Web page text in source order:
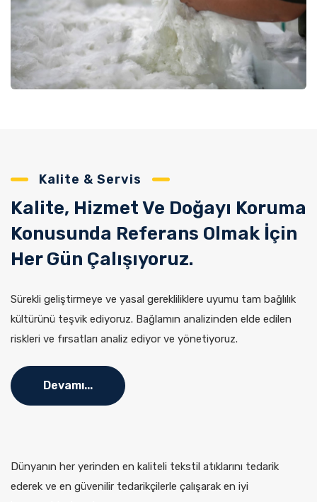
Kalite & Servis
Kalite, Hizmet Ve Doğayı Koruma
Konusunda Referans Olmak İçin
Her Gün Çalışıyoruz.
Sürekli geliştirmeye ve yasal gerekliliklere uyumu tam bağlılık
kültürünü teşvik ediyoruz. Bağlamın analizinden elde edilen
riskleri ve fırsatları analiz ediyor ve yönetiyoruz.
Devamı...
Dünyanın her yerinden en kaliteli tekstil atıklarını tedarik
ederek ve en güvenilir tedarikçilerle çalışarak en iyi